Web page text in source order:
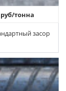
руб/тонна
засор